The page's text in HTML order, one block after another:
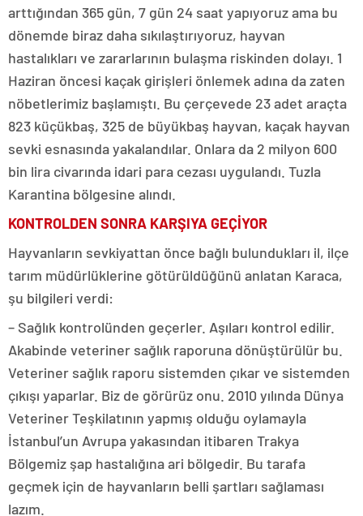
arttığından 365 gün, 7 gün 24 saat yapıyoruz ama bu
dönemde biraz daha sıkılaştırıyoruz, hayvan
hastalıkları ve zararlarının bulaşma riskinden dolayı. 1
Haziran öncesi kaçak girişleri önlemek adına da zaten
nöbetlerimiz başlamıştı. Bu çerçevede 23 adet araçta
823 küçükbaş, 325 de büyükbaş hayvan, kaçak hayvan
sevki esnasında yakalandılar. Onlara da 2 milyon 600
bin lira civarında idari para cezası uygulandı. Tuzla
Karantina bölgesine alındı.
KONTROLDEN SONRA KARŞIYA GEÇİYOR
Hayvanların sevkiyattan önce bağlı bulundukları il, ilçe
tarım müdürlüklerine götürüldüğünü anlatan Karaca,
şu bilgileri verdi:
– Sağlık kontrolünden geçerler. Aşıları kontrol edilir.
Akabinde veteriner sağlık raporuna dönüştürülür bu.
Veteriner sağlık raporu sistemden çıkar ve sistemden
çıkışı yaparlar. Biz de görürüz onu. 2010 yılında Dünya
Veteriner Teşkilatının yapmış olduğu oylamayla
İstanbul’un Avrupa yakasından itibaren Trakya
Bölgemiz şap hastalığına ari bölgedir. Bu tarafa
geçmek için de hayvanların belli şartları sağlaması
lazım.